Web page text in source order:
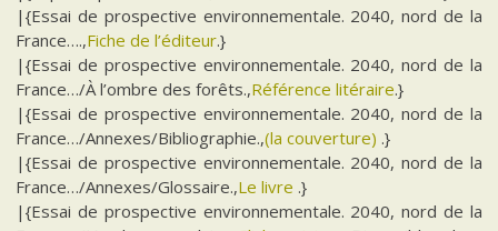
|{Essai de prospective environnementale. 2040, nord de la
France….,Fiche de l’éditeur.}
|{Essai de prospective environnementale. 2040, nord de la
France…/À l’ombre des forêts.,Référence litéraire.}
|{Essai de prospective environnementale. 2040, nord de la
France…/Annexes/Bibliographie.,(la couverture) .}
|{Essai de prospective environnementale. 2040, nord de la
France…/Annexes/Glossaire.,Le livre .}
|{Essai de prospective environnementale. 2040, nord de la